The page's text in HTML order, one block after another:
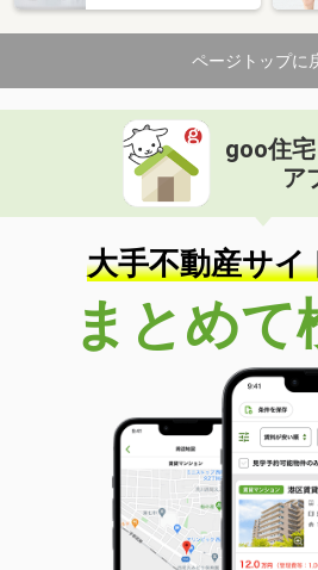
ページトップに
goo住
ア
大手不動産サイ
まとめて